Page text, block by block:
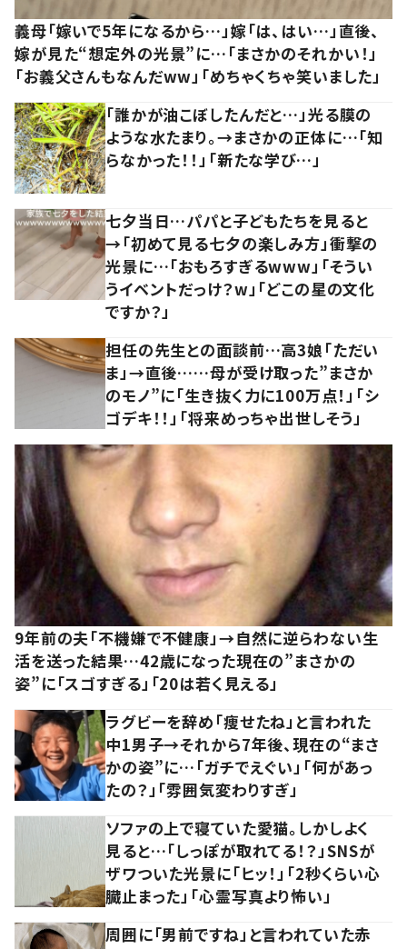
義母「嫁いで5年になるから…」嫁「は、はい…」直後、
嫁が見た“想定外の光景”に…「まさかのそれかい！」
「お義父さんもなんだww」「めちゃくちゃ笑いました」
「誰かが油こぼしたんだと…」光る膜の
ような水たまり。→まさかの正体に…「知
らなかった！！」「新たな学び…」
七夕当日…パパと子どもたちを見ると
→「初めて見る七夕の楽しみ方」衝撃の
光景に…「おもろすぎるwww」「そうい
うイベントだっけ？w」「どこの星の文化
ですか？」
担任の先生との面談前…高3娘「ただい
ま」→直後……母が受け取った”まさか
のモノ”に「生き抜く力に100万点！」「シ
ゴデキ！！」「将来めっちゃ出世しそう」
9年前の夫「不機嫌で不健康」→自然に逆らわない生
活を送った結果…42歳になった現在の”まさかの
姿”に「スゴすぎる」「20は若く見える」
ラグビーを辞め「痩せたね」と言われた
中1男子→それから7年後、現在の“まさ
かの姿”に…「ガチでえぐい」「何があっ
たの？」「雰囲気変わりすぎ」
ソファの上で寝ていた愛猫。しかしよく
見ると…「しっぽが取れてる！？」SNSが
ザワついた光景に「ヒッ！」「2秒くらい心
臓止まった」「心霊写真より怖い」
周囲に「男前ですね」と言われていた赤